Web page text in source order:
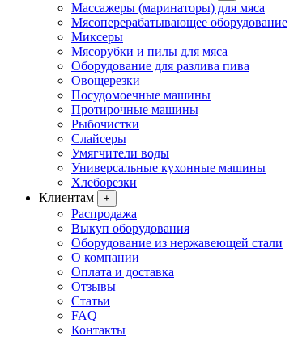
Массажеры (маринаторы) для мяса
Мясоперерабатывающее оборудование
Миксеры
Мясорубки и пилы для мяса
Оборудование для разлива пива
Овощерезки
Посудомоечные машины
Протирочные машины
Рыбочистки
Слайсеры
Умягчители воды
Универсальные кухонные машины
Хлеборезки
Клиентам
+
Распродажа
Выкуп оборудования
Оборудование из нержавеющей стали
О компании
Оплата и доставка
Отзывы
Статьи
FAQ
Контакты